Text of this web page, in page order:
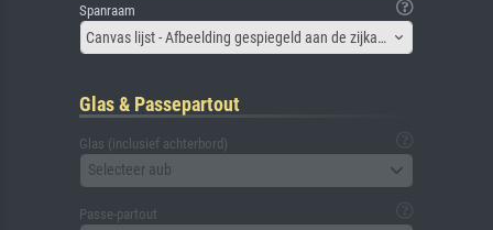
Spanraam
Canvas lijst - Afbeelding gespiegeld aan de zijkant
Glas & Passepartout
Glas (inclusief achterbord)
Selecteer aub
Passe-partout